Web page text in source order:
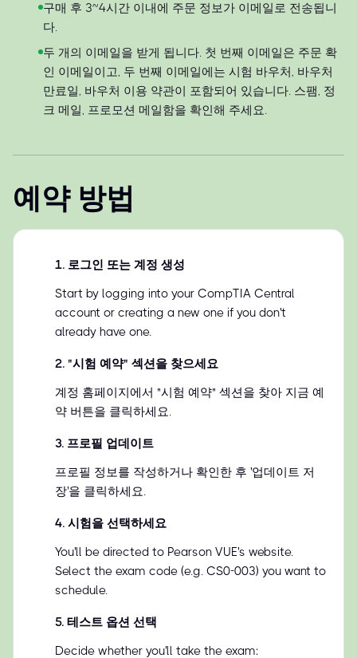
구매 후 3~4시간 이내에 주문 정보가 이메일로 전송됩니
다.
두 개의 이메일을 받게 됩니다. 첫 번째 이메일은 주문 확
인 이메일이고, 두 번째 이메일에는 시험 바우처, 바우처
만료일, 바우처 이용 약관이 포함되어 있습니다. 스팸, 정
크 메일, 프로모션 메일함을 확인해 주세요.
예약 방법
1. 로그인 또는 계정 생성
Start by logging into your CompTIA Central
account or creating a new one if you don't
already have one.
2. "시험 예약" 섹션을 찾으세요
계정 홈페이지에서 "시험 예약" 섹션을 찾아 지금 예
약 버튼을 클릭하세요.
3. 프로필 업데이트
프로필 정보를 작성하거나 확인한 후 '업데이트 저
장'을 클릭하세요.
4. 시험을 선택하세요
You'll be directed to Pearson VUE's website.
Select the exam code (e.g. CS0-003) you want to
schedule.
5. 테스트 옵션 선택
Decide whether you'll take the exam: